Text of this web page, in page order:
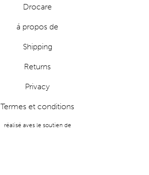
Drocare
á propos de
Shipping
Returns
Privacy
Termes et conditions
réalisé aves le soutien de